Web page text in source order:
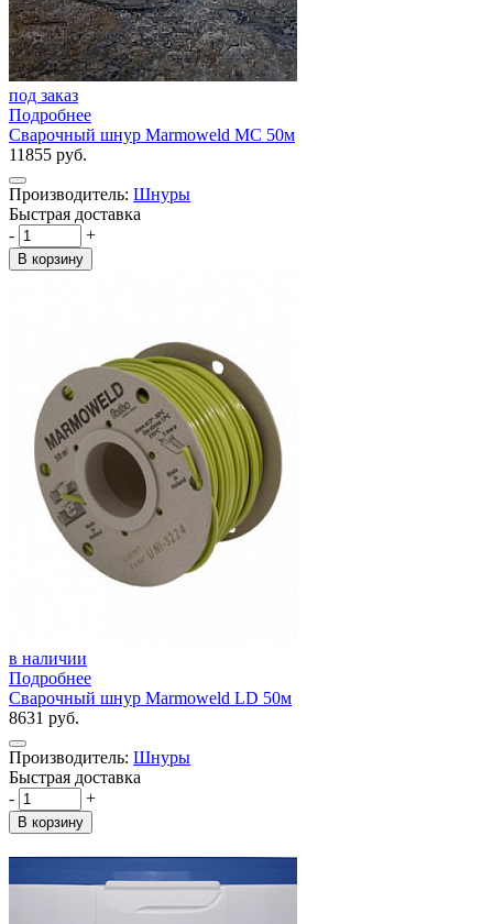
под заказ
Подробнее
Сварочный шнур Marmoweld MC 50м
11855 руб.
Производитель: Шнуры
Быстрая доставка
-
+
В корзину
в наличии
Подробнее
Сварочный шнур Marmoweld LD 50м
8631 руб.
Производитель: Шнуры
Быстрая доставка
-
+
В корзину